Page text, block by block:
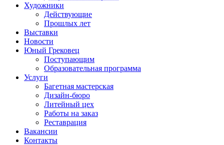
Художники
Действующие
Прошлых лет
Выставки
Новости
Юный Грековец
Поступающим
Образовательная программа
Услуги
Багетная мастерская
Дизайн-бюро
Литейный цех
Работы на заказ
Реставрация
Вакансии
Контакты